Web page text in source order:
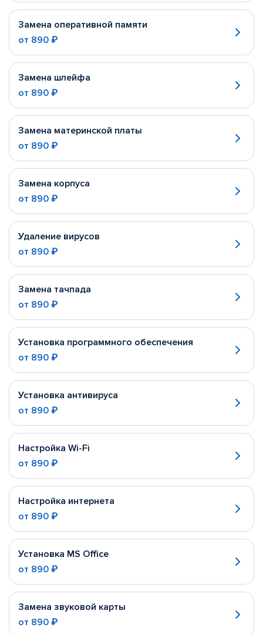
Замена оперативной памяти
от 890 ₽
Замена шлейфа
от 890 ₽
Замена материнской платы
от 890 ₽
Замена корпуса
от 890 ₽
Удаление вирусов
от 890 ₽
Замена тачпада
от 890 ₽
Установка программного обеспечения
от 890 ₽
Установка антивируса
от 890 ₽
Настройка Wi-Fi
от 890 ₽
Настройка интернета
от 890 ₽
Установка MS Office
от 890 ₽
Замена звуковой карты
от 890 ₽